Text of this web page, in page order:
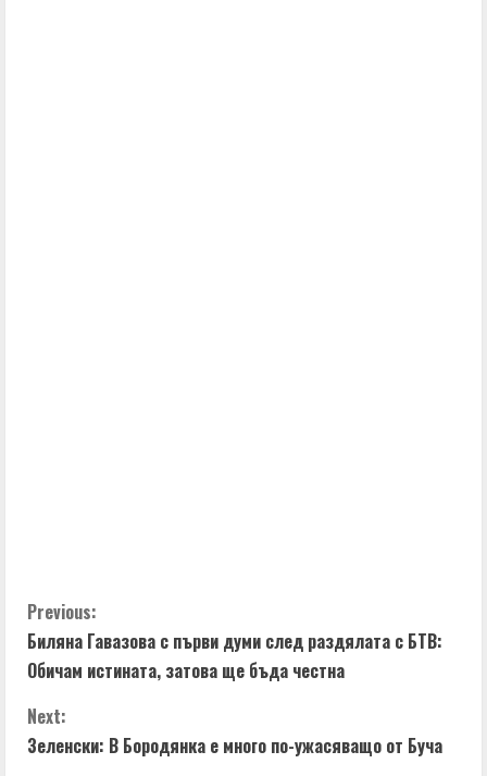
C
o
n
t
Previous:
Биляна Гавазова с първи думи след раздялата с БТВ:
Обичам истината, затова ще бъда честна
Next:
Зеленски: В Бородянка е много по-ужасяващо от Буча